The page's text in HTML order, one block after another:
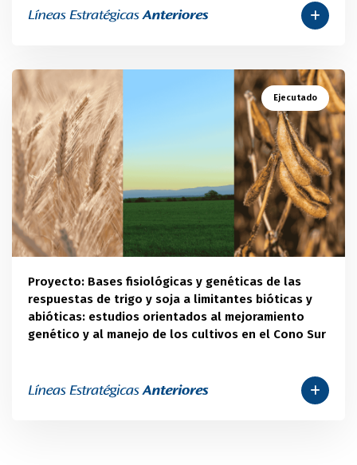
Ejecutado
Proyecto: Bases fisiológicas y genéticas de las
respuestas de trigo y soja a limitantes bióticas y
abióticas: estudios orientados al mejoramiento
genético y al manejo de los cultivos en el Cono Sur